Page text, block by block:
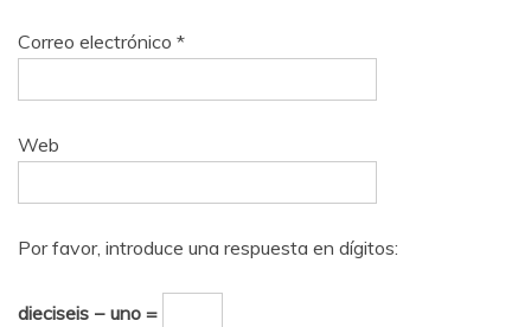
Correo electrónico *
Web
Por favor, introduce una respuesta en dígitos:
dieciseis − uno =